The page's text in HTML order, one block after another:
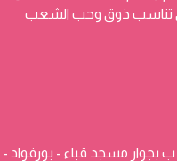
تناسب ذوق وحب الشعب
عنوان المحل : مساكن البحيري عمارة 6 ب بجوار مسجد قباء - بورفواد -